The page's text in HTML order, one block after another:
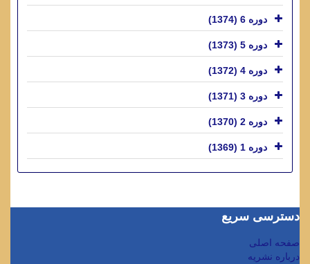
دوره 6 (1374)
دوره 5 (1373)
دوره 4 (1372)
دوره 3 (1371)
دوره 2 (1370)
دوره 1 (1369)
دسترسی سریع
صفحه اصلی
درباره نشریه